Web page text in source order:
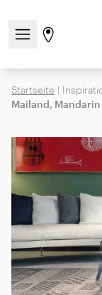
Gehen Sie
Startseite |
Mailand,